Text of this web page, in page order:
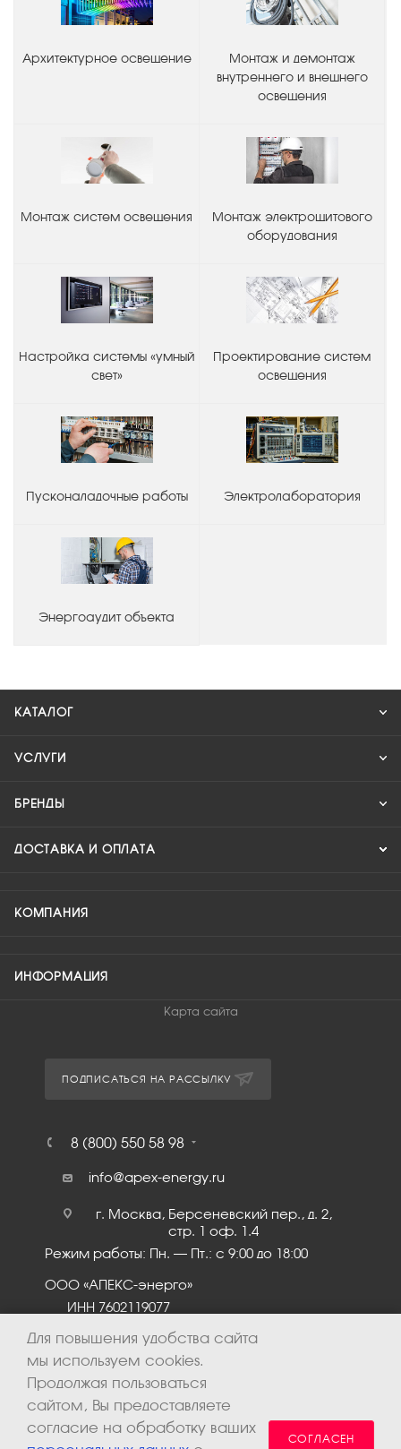
Архитектурное освещение
Монтаж и демонтаж
внутреннего и внешнего
освещения
Монтаж систем освещения
Монтаж электрощитового
оборудования
Настройка системы «умный
свет»
Проектирование систем
освещения
Пусконаладочные работы Электролаборатория
Энергоаудит объекта
КАТАЛОГ
УСЛУГИ
БРЕНДЫ
ДОСТАВКА И ОПЛАТА
КОМПАНИЯ
ИНФОРМАЦИЯ
Карта сайта
ПОДПИСАТЬСЯ НА РАССЫЛКУ
8 (800) 550 58 98
info@apex-energy.ru
г. Москва, Берсеневский пер., д. 2,
стр. 1 оф. 1.4
Режим работы: Пн. – Пт.: с 9:00 до 18:00
ООО «АПЕКС-энерго»
ИНН 7602119077
Для повышения удобства сайта
мы используем cookies.
Продолжая пользоваться
сайтом, Вы предоставляете
согласие на обработку ваших
СОГЛАСЕН